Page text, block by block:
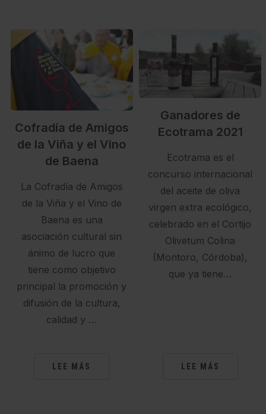
Cofradía de Amigos
de la Viña y el Vino
de Baena
La Cofradía de Amigos
de la Viña y el Vino de
Baena es una
asociación cultural sin
ánimo de lucro que
tiene como objetivo
principal la promoción y
difusión de la cultura,
calidad y …
LEE MÁS
Ganadores de
Ecotrama 2021
Ecotrama es el
concurso internacional
del aceite de oliva
virgen extra ecológico,
celebrado en el Cortijo
Olivetum Colina
(Montoro, Córdoba),
que ya tiene…
LEE MÁS